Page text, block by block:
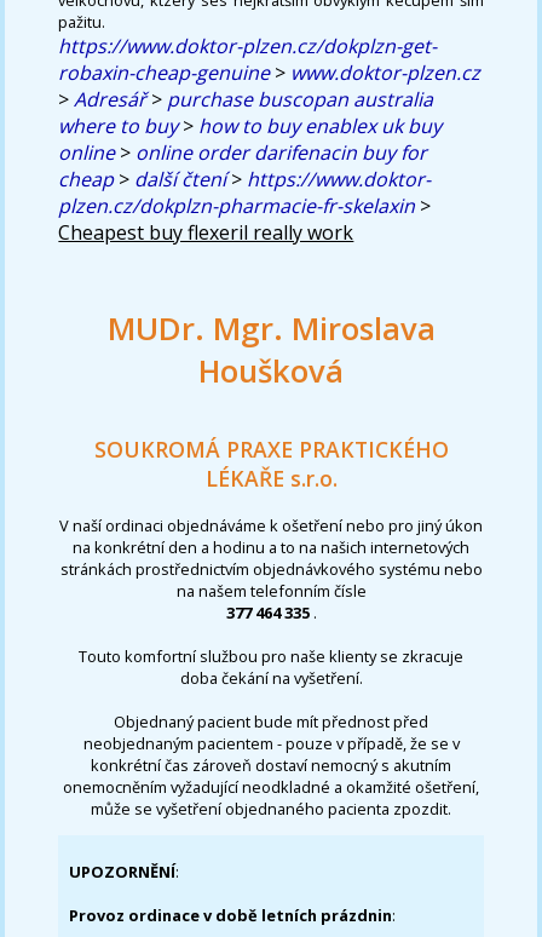
pažitu.
https://www.doktor-plzen.cz/dokplzn-get-
robaxin-cheap-genuine> www.doktor-plzen.cz
>Adresář> purchase buscopan australia
where to buy> how to buy enablex uk buy
online> online order darifenacin buy for
cheap> další čtení> https://www.doktor-
plzen.cz/dokplzn-pharmacie-fr-skelaxin >
Cheapest buy flexeril really work
MUDr. Mgr. Miroslava
Houšková
SOUKROMÁ PRAXE PRAKTICKÉHO
LÉKAŘE s.r.o.
V naší ordinaci objednáváme k ošetření nebo pro jiný úkon
na konkrétní den a hodinu a to na našich internetových
stránkách prostřednictvím objednávkového systému nebo
na našem telefonním čísle
377 464 335 .
Touto komfortní službou pro naše klienty se zkracuje
doba čekání na vyšetření.
Objednaný pacient bude mít přednost před
neobjednaným pacientem - pouze v případě, že se v
konkrétní čas zároveň dostaví nemocný s akutním
onemocněním vyžadující neodkladné a okamžité ošetření,
může se vyšetření objednaného pacienta zpozdit.
UPOZORNĚNÍ:
Provoz ordinace v době letních prázdnin: